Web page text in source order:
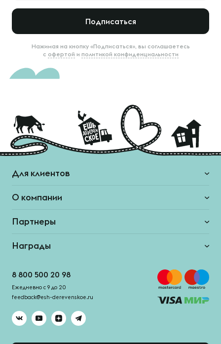
Подписаться
Нажимая на кнопку «Подписаться», вы соглашаетесь
с офертой и политикой конфиденциальности
Для клиентов
О компании
Партнеры
Награды
8 800 500 20 98
Ежедневно с 9 до 20
feedback@esh-derevenskoe.ru